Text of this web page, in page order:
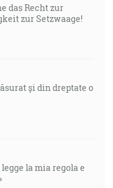
das Recht zur
zur Setzwaage!
și din dreptate o
la mia regola e